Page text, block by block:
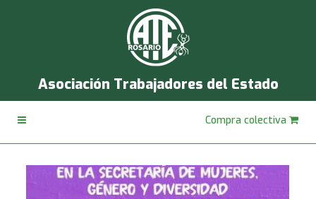
Asociación Trabajadores del Estado
Compra colectiva